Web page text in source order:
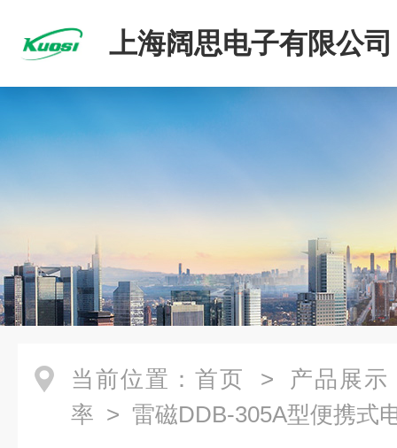
上海阔思电子有限公司
当前位置： 首页 > 产品展示
率 > 雷磁DDB-305A型便携式